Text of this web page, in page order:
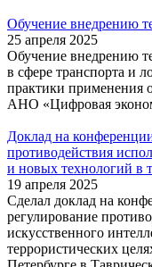
Обучение внедрению
25 апреля 2025
Обучение внедрению
в сфере транспорта и
практики применения
АНО «Цифровая
Доклад на
противодействия
и новых технологий в
19 апреля 2025
Сделал доклад на
регулирование
искусственного
террористических